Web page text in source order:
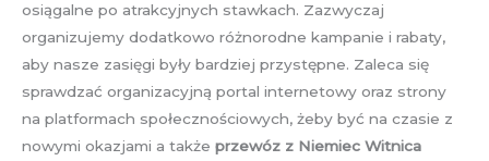
osiągalne po atrakcyjnych stawkach. Zazwyczaj
organizujemy dodatkowo różnorodne kampanie i rabaty,
aby nasze zasięgi były bardziej przystępne. Zaleca się
sprawdzać organizacyjną portal internetowy oraz strony
na platformach społecznościowych, żeby być na czasie z
nowymi okazjami a także przewóz z Niemiec Witnica